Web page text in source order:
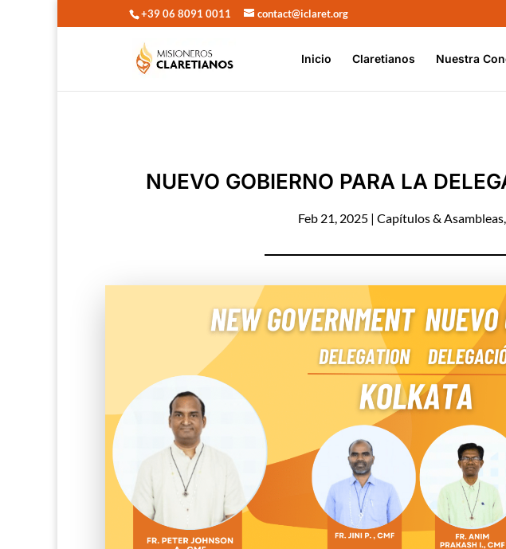
+39 06 8091 0011 contact@iclaret.org
Inicio Claretianos Nuestra
NUEVO GOBIERNO PARA LA
Feb 21, 2025| Capítulos & Asambleas,